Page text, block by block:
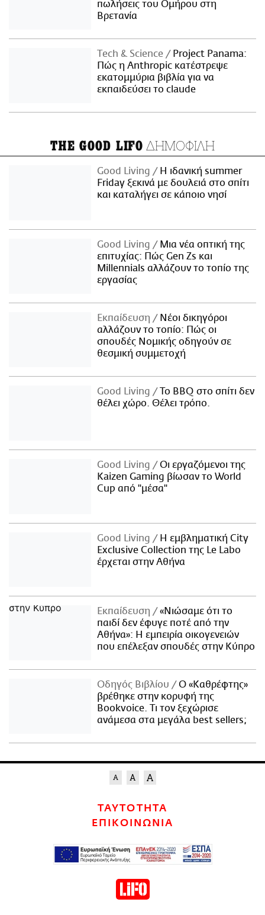
πωλήσεις του Ομήρου στη
Βρετανία
Τech & Science
Project Panama:
Πώς η Anthropic κατέστρεψε
εκατομμύρια βιβλία για να
εκπαιδεύσει το claude
THE GOOD LIFO ΔΗΜΟΦΙΛΗ
Good Living
Η ιδανική summer
Friday ξεκινά με δουλειά στο σπίτι
και καταλήγει σε κάποιο νησί
Good Living
Μια νέα οπτική της
επιτυχίας: Πώς Gen Zs και
Millennials αλλάζουν το τοπίο της
εργασίας
Εκπαίδευση
Νέοι δικηγόροι
αλλάζουν το τοπίο: Πώς οι
σπουδές Νομικής οδηγούν σε
θεσμική συμμετοχή
Good Living
Το BBQ στο σπίτι δεν
θέλει χώρο. Θέλει τρόπο.
Good Living
Οι εργαζόμενοι της
Kaizen Gaming βίωσαν το World
Cup από "μέσα"
Good Living
Η εμβληματική City
Exclusive Collection της Le Labo
έρχεται στην Αθήνα
Εκπαίδευση
«Νιώσαμε ότι το
παιδί δεν έφυγε ποτέ από την
Αθήνα»: Η εμπειρία οικογενειών
που επέλεξαν σπουδές στην Κύπρο
Οδηγός Βιβλίου
Ο «Καθρέφτης»
βρέθηκε στην κορυφή της
Bookvoice. Τι τον ξεχώρισε
ανάμεσα στα μεγάλα best sellers;
ΤΑΥΤΟΤΗΤΑ
ΕΠΙΚΟΙΝΩΝΙΑ